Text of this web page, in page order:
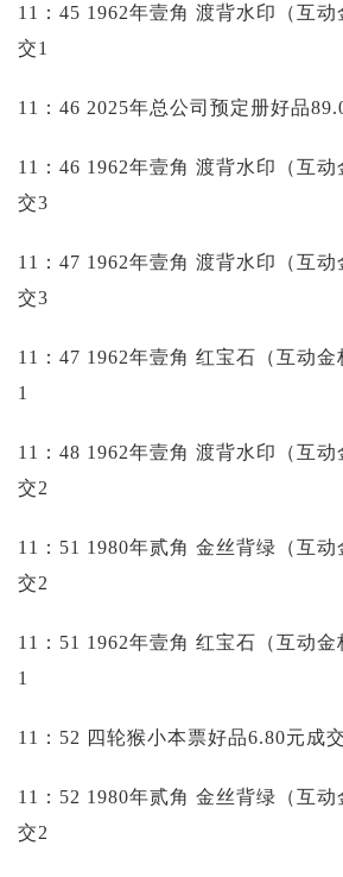
11：45 1962年壹角 渡背水印（互
交1
11：46 2025年总公司预定册好品
11：46 1962年壹角 渡背水印（互
交3
11：47 1962年壹角 渡背水印（互
交3
11：47 1962年壹角 红宝石（互动金
1
11：48 1962年壹角 渡背水印（互
交2
11：51 1980年贰角 金丝背绿（互
交2
11：51 1962年壹角 红宝石（互动金
1
11：52 四轮猴小本票好品6.80元成
11：52 1980年贰角 金丝背绿（互
交2